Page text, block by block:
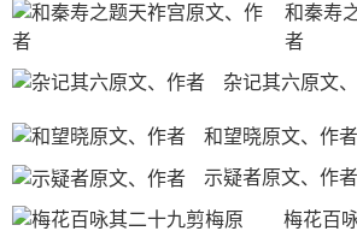
和秦寿
者
杂记其六原文
和望晓原文、作者
示疑者原文、作者
梅花百